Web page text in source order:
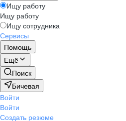
Ищу работу
Ищу работу
Ищу сотрудника
Сервисы
Помощь
Ещё
Поиск
Бичевая
Войти
Войти
Создать резюме